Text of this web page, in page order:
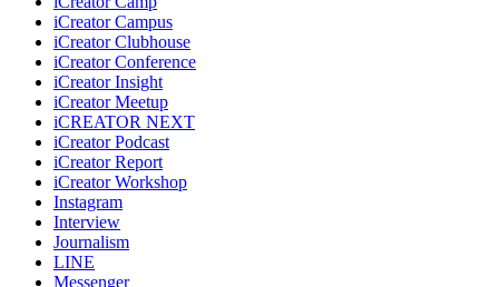
iCreator Campus
iCreator Clubhouse
iCreator Conference
iCreator Insight
iCreator Meetup
iCREATOR NEXT
iCreator Podcast
iCreator Report
iCreator Workshop
Instagram
Interview
Journalism
LINE
Messenger